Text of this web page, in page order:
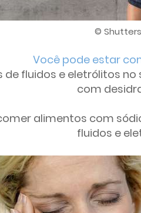
©
Você pode estar
fluidos e eletrólitos
com
alimentos com
fluidos e